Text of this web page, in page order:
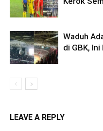
Waduh
di GBK,
LEAVE A REPLY